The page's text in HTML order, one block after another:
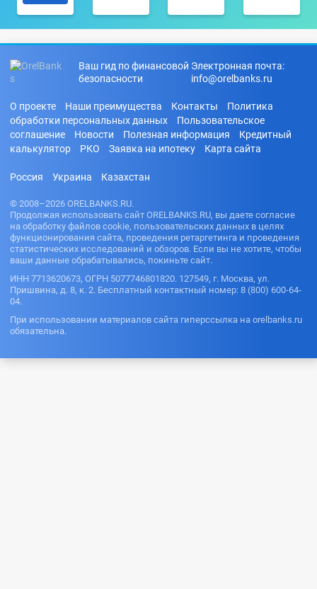
Ваш гид по финансовой
безопасности
Электронная почта:
info@orelbanks.ru
О проекте Наши преимущества Контакты
Политика
обработки персональных данных
Пользовательское
соглашение
Новости Полезная информация
Кредитный
калькулятор
РКО Заявка на ипотеку Карта сайта
Россия Украина Казахстан
© 2008–2026 ORELBANKS.RU.
Продолжая использовать сайт ORELBANKS.RU, вы даете согласие
на обработку файлов cookie, пользовательских данных в целях
функционирования сайта, проведения ретаргетинга и проведения
статистических исследований и обзоров. Если вы не хотите, чтобы
ваши данные обрабатывались, покиньте сайт.
ИНН 7713620673, ОГРН 5077746801820. 127549, г. Москва, ул.
Пришвина, д. 8, к. 2. Бесплатный контактный номер: 8 (800) 600-64-
04.
При использовании материалов сайта гиперссылка на orelbanks.ru
обязательна.